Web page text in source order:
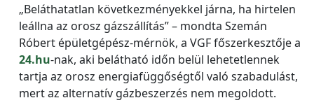
„Beláthatatlan következményekkel járna, ha hirtelen
leállna az orosz gázszállítás” – mondta Szemán
Róbert épületgépész-mérnök, a VGF főszerkesztője a
24.hu-nak, aki belátható időn belül lehetetlennek
tartja az orosz energiafüggőségtől való szabadulást,
mert az alternatív gázbeszerzés nem megoldott.